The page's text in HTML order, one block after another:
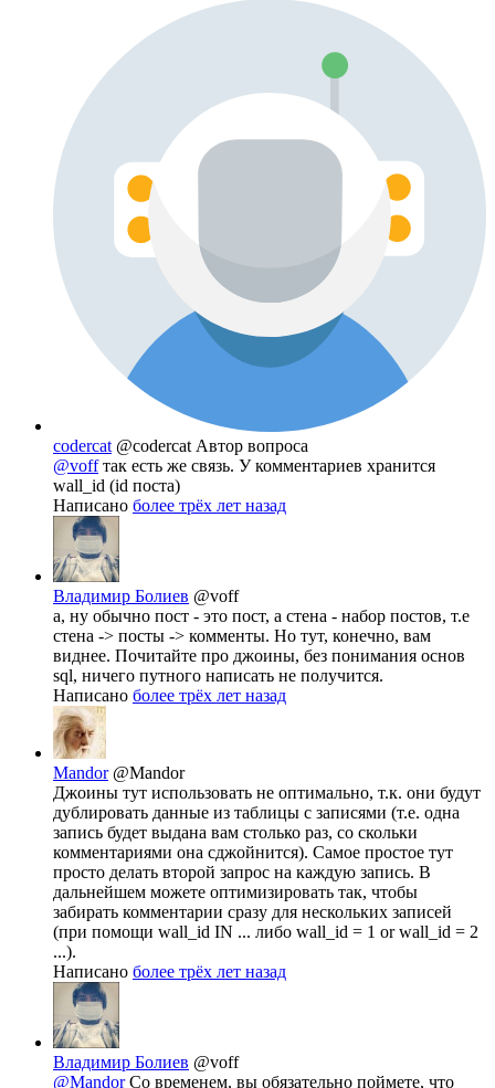
codercat @codercat Автор вопроса
@voffтак есть же связь. У комментариев хранится
wall_id (id поста)
Написано более трёх лет назад
Владимир Болиев @voff
а, ну обычно пост - это пост, а стена - набор постов, т.е
стена -> посты -> комменты. Но тут, конечно, вам
виднее. Почитайте про джоины, без понимания основ
sql, ничего путного написать не получится.
Написано более трёх лет назад
Mandor @Mandor
Джоины тут использовать не оптимально, т.к. они будут
дублировать данные из таблицы с записями (т.е. одна
запись будет выдана вам столько раз, со скольки
комментариями она сджойнится). Самое простое тут
просто делать второй запрос на каждую запись. В
дальнейшем можете оптимизировать так, чтобы
забирать комментарии сразу для нескольких записей
(при помощи wall_id IN ... либо wall_id = 1 or wall_id = 2
...).
Написано более трёх лет назад
Владимир Болиев @voff
@MandorСо временем, вы обязательно поймете, что